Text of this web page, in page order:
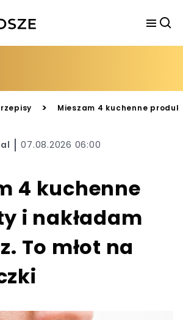
> Mieszam 4 kuchenne
07.08.2026 06:00
4 kuchenne
i nakładam
To młot na